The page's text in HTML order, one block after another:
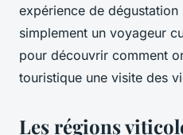
expérience de dégustation
simplement un voyageur
pour découvrir comment
touristique une visite des
Les régions